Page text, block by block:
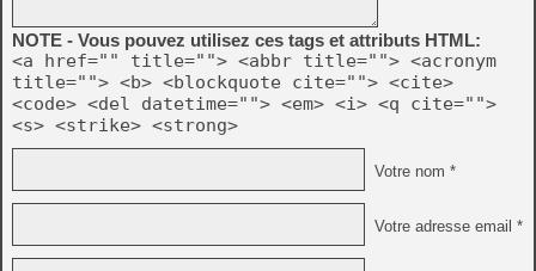
NOTE - Vous pouvez utilisez ces tags et attributs HTML:
<a href="" title=""> <abbr title=""> <acronym
title=""> <b> <blockquote cite=""> <cite>
<code> <del datetime=""> <em> <i> <q cite="">
<s> <strike> <strong>
Votre nom *
Votre adresse email *